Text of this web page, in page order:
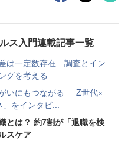
ス入門連載記事一覧
は一定数存在 調査とイン
グを考える
いにもつながる──Z世代×
をインタビ...
とは？ 約7割が「退職を検
スケア